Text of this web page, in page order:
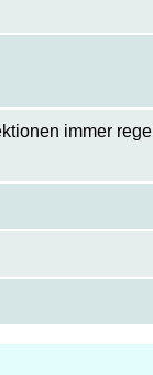
immer